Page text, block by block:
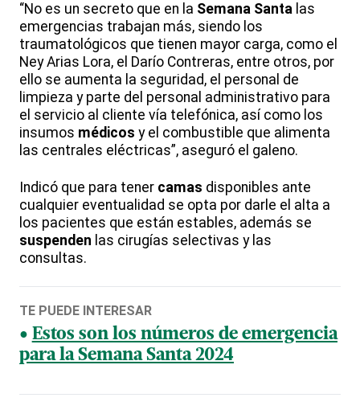
“No es un secreto que en la Semana Santa las
emergencias trabajan más, siendo los
traumatológicos que tienen mayor carga, como el
Ney Arias Lora, el Darío Contreras, entre otros, por
ello se aumenta la seguridad, el personal de
limpieza y parte del personal administrativo para
el servicio al cliente vía telefónica, así como los
insumos médicos y el combustible que alimenta
las centrales eléctricas”, aseguró el galeno.
Indicó que para tener camas disponibles ante
cualquier eventualidad se opta por darle el alta a
los pacientes que están estables, además se
suspenden las cirugías selectivas y las
consultas.
TE PUEDE INTERESAR
Estos son los números de emergencia
para la Semana Santa 2024